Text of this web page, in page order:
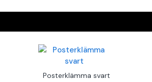
Posterklämma svart